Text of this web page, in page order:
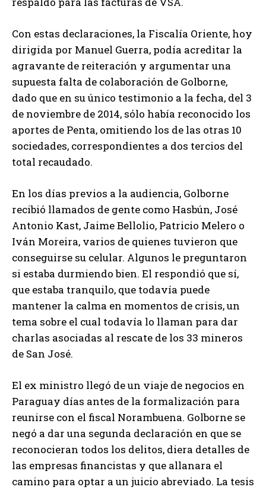
Con estas declaraciones, la Fiscalía Oriente, hoy
dirigida por Manuel Guerra, podía acreditar la
agravante de reiteración y argumentar una
supuesta falta de colaboración de Golborne,
dado que en su único testimonio a la fecha, del 3
de noviembre de 2014, sólo había reconocido los
aportes de Penta, omitiendo los de las otras 10
sociedades, correspondientes a dos tercios del
total recaudado.
En los días previos a la audiencia, Golborne
recibió llamados de gente como Hasbún, José
Antonio Kast, Jaime Bellolio, Patricio Melero o
Iván Moreira, varios de quienes tuvieron que
conseguirse su celular. Algunos le preguntaron
si estaba durmiendo bien. El respondió que sí,
que estaba tranquilo, que todavía puede
mantener la calma en momentos de crisis, un
tema sobre el cual todavía lo llaman para dar
charlas asociadas al rescate de los 33 mineros
de San José.
El ex ministro llegó de un viaje de negocios en
Paraguay días antes de la formalización para
reunirse con el fiscal Norambuena. Golborne se
negó a dar una segunda declaración en que se
reconocieran todos los delitos, diera detalles de
las empresas financistas y que allanara el
camino para optar a un juicio abreviado. La tesis